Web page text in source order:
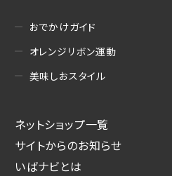
おでかけガイド
オレンジリボン運動
美味しおスタイル
ネットショップ一覧
サイトからのお知らせ
いばナビとは